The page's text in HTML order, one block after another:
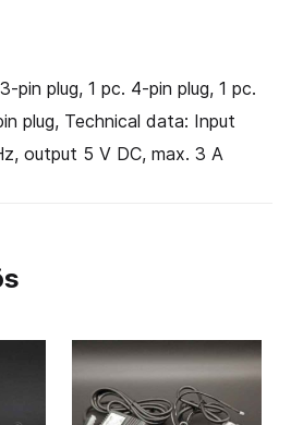
pin plug, 1 pc. 4-pin plug, 1 pc.
plug, Technical data: Input
output 5 V DC, max. 3 A